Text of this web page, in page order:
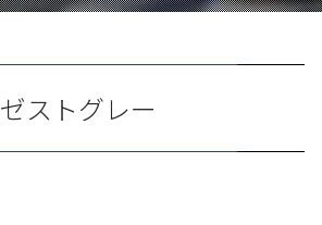
ゼストグレー